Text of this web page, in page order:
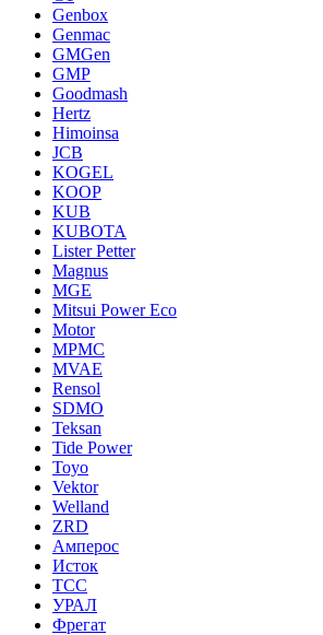
Genbox
Genmac
GMGen
GMP
Goodmash
Hertz
Himoinsa
JCB
KOGEL
KOOP
KUB
KUBOTA
Lister Petter
Magnus
MGE
Mitsui Power Eco
Motor
MPMC
MVAE
Rensol
SDMO
Teksan
Tide Power
Toyo
Vektor
Welland
ZRD
Амперос
Исток
ТСС
УРАЛ
Фрегат